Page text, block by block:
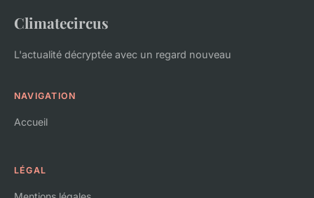
Climatecircus
L'actualité décryptée avec un regard nouveau
NAVIGATION
Accueil
LÉGAL